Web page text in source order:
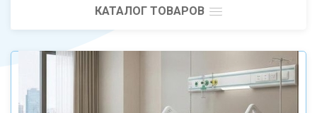
КАТАЛОГ ТОВАРОВ